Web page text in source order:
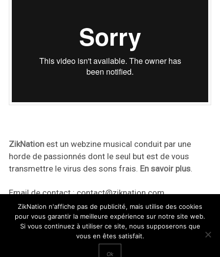
ZikNationest un webzine musical conduit par une
horde de passionnés dont le seul but est de vous
transmettre le virus des sons frais. En savoir plus.
Email de contact :contact@ziknation.com
ZikNation n'affiche pas de publicité, mais utilise des cookies
pour vous garantir la meilleure expérience sur notre site web.
Si vous continuez à utiliser ce site, nous supposerons que
vous en êtes satisfait.
Ok